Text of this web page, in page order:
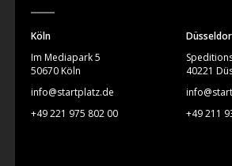
Köln
Im Mediapark 5
50670 Köln
info@startplatz.de
+49 221 975 802 00
40221
+49 211